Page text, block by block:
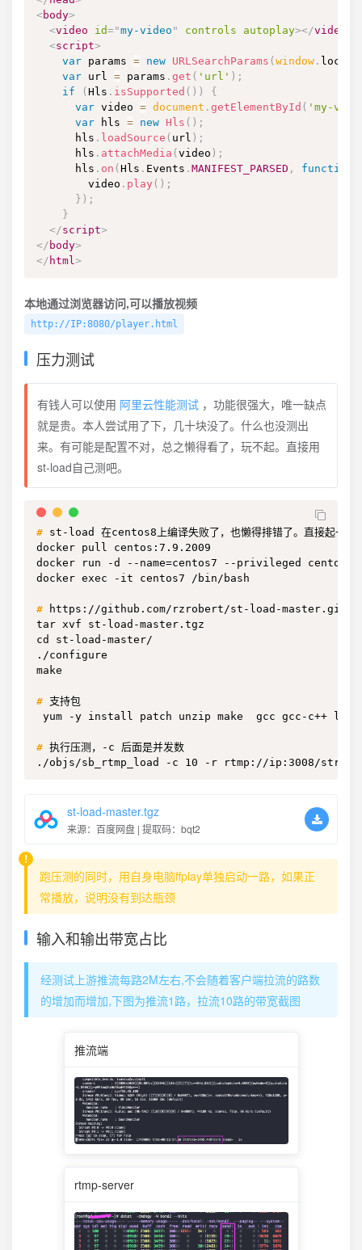
<body>
<video id="my-video " controls autoplay></video
<script>
var params = new URLSearchParams ( window .
var url = params . get ( 'url' ) ;
if
( Hls . isSupported ( ) )
{
var video = document . getElementById ( 'my-
var hls = new Hls ( ) ;
      hls
. loadSource ( url ) ;
      hls
. attachMedia ( video ) ;
      hls
. on ( Hls . Events . MANIFEST_PARSED , function
        video
. play ( ) ;
} ) ;
}
</script>
</ body>
</ html >
本地通过浏览器访问,可以播放视频
http://IP:8080/player.html
压力测试
有钱人可以使用 阿里云性能测试 ，功能很强大，唯一缺点
就是贵。本人尝试用了下，几十块没了。什么也没测出
来。有可能是配置不对，总之懒得看了，玩不起。直接用
st-load自己测吧。
# st-load 在centos8上编译失败了，也懒得排错了。直接起一个
docker pull centos:7.9.2009
docker run -d --name=centos7 --privileged
docker exec -it centos7 /bin/bash
#
https://github.com/rzrobert/st-load-master.git
tar xvf st-load-master.tgz
cd st-load-master/
./configure
make
# 支持包
yum -y install patch unzip make  gcc gcc-c++
# 执行压测，-c 后面是并发数
./objs/sb_rtmp_load -c 10 -r rtmp://ip:3008/
st-load-master.tgz
来源：百度网盘 | 提取码：bqt2
跑压测的同时，用自身电脑ffplay单独启动一路，如果正
常播放，说明没有到达瓶颈
输入和输出带宽占比
经测试上游推流每路2M左右,不会随着客户端拉流的路数
的增加而增加,下图为推流1路，拉流10路的带宽截图
推流端
rtmp-server